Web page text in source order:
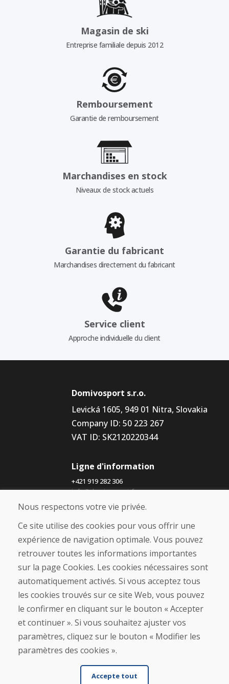
Magasin de ski
Entreprise familiale depuis 2012
Remboursement
Garantie de remboursement
Marchandises en stock
Niveaux de stock actuels
Garantie du fabricant
Marchandises directement du fabricant
Service client
Approche individuelle du client
Domivosport s.r.o.
Levická 1605, 949 01 Nitra, Slovakia
Company ID: 50 223 267
VAT ID: SK2120220344
Ligne d'information
+421 919 282 306
info@domivosport.fr
À propos de nous
Boutique
Contact
Achat
Boutique en ligne
Conditions générales de vente (CGV)
Expédition et paiement
Procédure de réclamation
Politique de retour et d’échange
Gestion des Cookies
Nous respectons votre vie privée.
Ce site utilise des cookies pour vous offrir une
expérience de navigation optimale. Vous pouvez
retrouver toutes les informations importantes
sur la page Cookies. Les cookies nécessaires sont
automatiquement activés. Si vous acceptez tous
les cookies trouvés sur ce site Web, vous pouvez
le confirmer en cliquant sur le bouton « Accepter
et continuer ». Si vous souhaitez ajuster vos
paramètres, cliquez sur le bouton « Modifier les
paramètres des cookies ».
Accepte tout